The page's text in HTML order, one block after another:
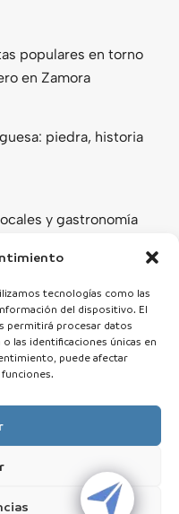
tecnologías como las
del dispositivo. El
permitirá procesar datos
las identificaciones únicas en
puede afectar
populares en torno
en Zamora
piedra, historia
y gastronomía
derechos reservados